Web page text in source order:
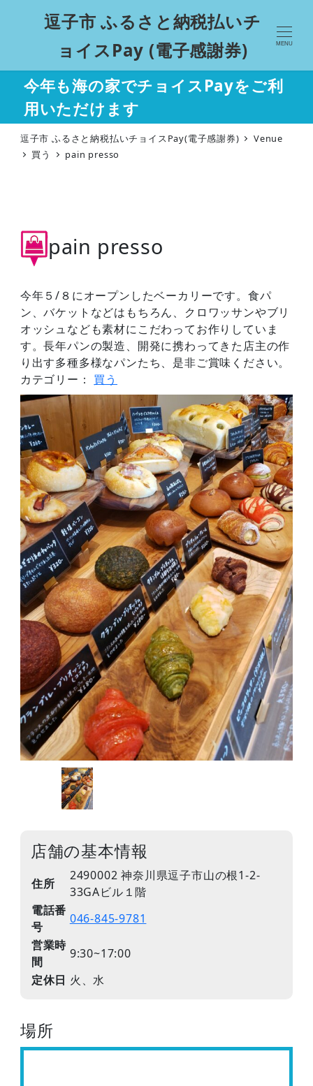
逗子市 ふるさと納税払いチ
ョイスPay (電子感謝券)
MENU
今年も海の家でチョイスPayをご利
用いただけます
逗子市 ふるさと納税払いチョイスPay(電子感謝券)
Venue
買う
pain presso
pain presso
今年５/８にオープンしたベーカリーです。食パ
ン、バケットなどはもちろん、クロワッサンやブリ
オッシュなども素材にこだわってお作りしていま
す。長年パンの製造、開発に携わってきた店主の作
り出す多種多様なパンたち、是非ご賞味ください。
カテゴリー： 買う
店舗の基本情報
住所
2490002 神奈川県逗子市山の根1-2-
33GAビル１階
電話番
号
046-845-9781
営業時
間
9:30~17:00
定休日 火、水
場所